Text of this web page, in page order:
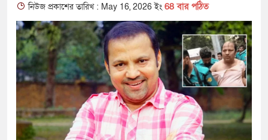
নিউজ প্রকাশের তারিখ : May 16, 2026 ইং 68 বার পঠিত